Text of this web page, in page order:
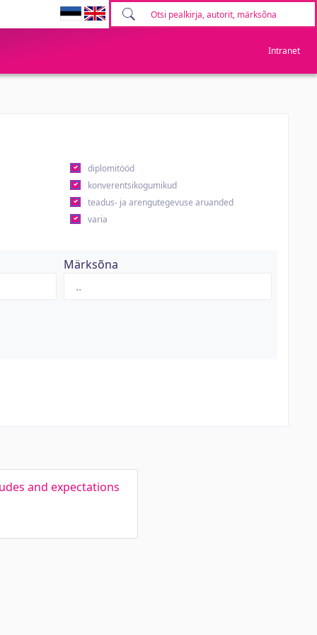
Intranet
diplomitööd
konverentsikogumikud
teadus- ja arengutegevuse aruanded
varia
Märksõna
and expectations